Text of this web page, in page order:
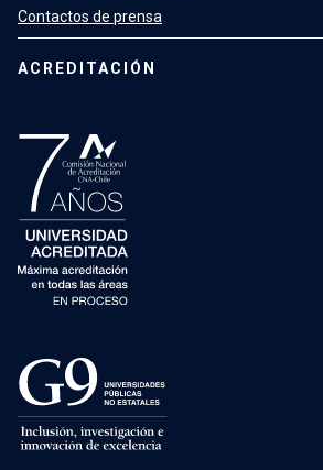
Contactos de prensa
ACREDITACIÓN